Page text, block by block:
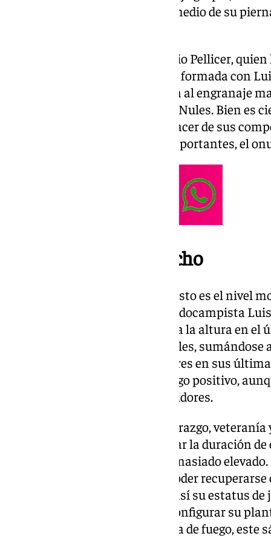
semimembranoso en el tercio medio de su
Sin duda, un varapalo para Sergio Pellicer,
ciega en su futbolista. La pareja formada con
habían dado cierta consistencia al engranaje
fijos de los esquemas para el de Nules. Bien es
protagonismo debido al buen hacer de sus
anecdótico, pues en las citas importantes, el
Izan y Ramón, al acecho
La única nota positiva de todo esto es el nivel
Ramón Enríquez, además del todocampista
canteranos demostraron estar a la altura en
los blanquiazules les como locales,
estaban dejando los dos jugadores en sus
jugador nunca es sinónimo a algo positivo,
momento’ viendo a sus competidores.
Pese a ello, el Málaga pierde liderazgo,
verde. Aún es pronto para valorar la duración
que el tiempo de baja no sea demasiado
Molina ya pone su mirada en poder
sus compañeros, recuperando así su estatus
Pellicer, que deberá volver a reconfigurar su
indiscutibles. La primera prueba de fuego, este